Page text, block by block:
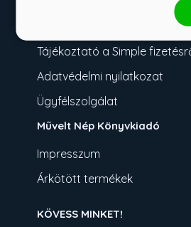
Tájékoztató a Simple
Adatvédelmi nyilatkozat
Ügyfélszolgálat
Művelt Nép Könyvkiadó
Impresszum
Árkötött termékek
KÖVESS MINKET!